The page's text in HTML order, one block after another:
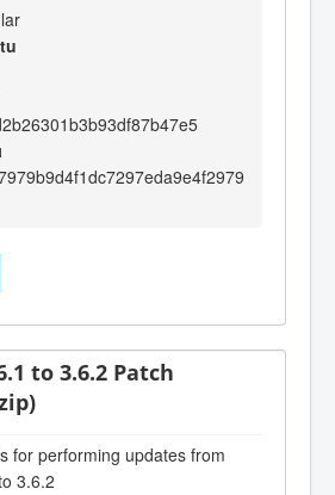
to 3.6.2 Patch
for performing updates from
3.6.2